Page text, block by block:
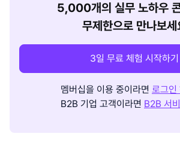
5,000개의 실무 노하우
무제한으로 만나보세
3일 무료 체험 시작하기
멤버십을 이용 중이라면 로그인
B2B 기업 고객이라면 B2B 서